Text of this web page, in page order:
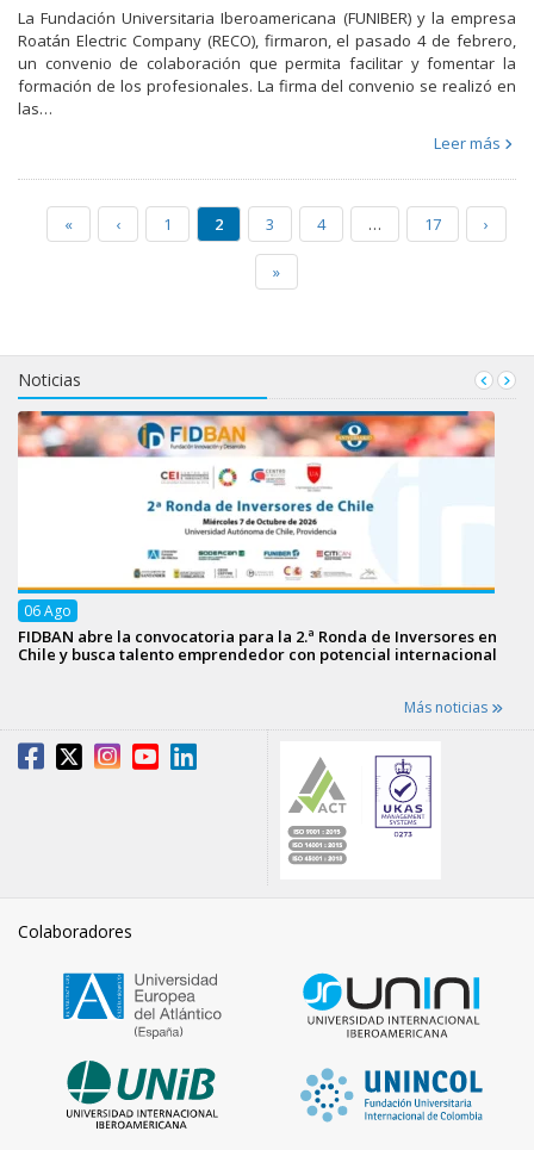
La Fundación Universitaria Iberoamericana (FUNIBER) y la empresa
Roatán Electric Company (RECO), firmaron, el pasado 4 de febrero,
un convenio de colaboración que permita facilitar y fomentar la
formación de los profesionales. La firma del convenio se realizó en
las…
Leer más
« ‹ 1 2 3 4 … 17 ›
»
Noticias
06Ago
FIDBAN abre la convocatoria para la 2.ª Ronda de Inversores en
Chile y busca talento emprendedor con potencial internacional
Más noticias
Colaboradores